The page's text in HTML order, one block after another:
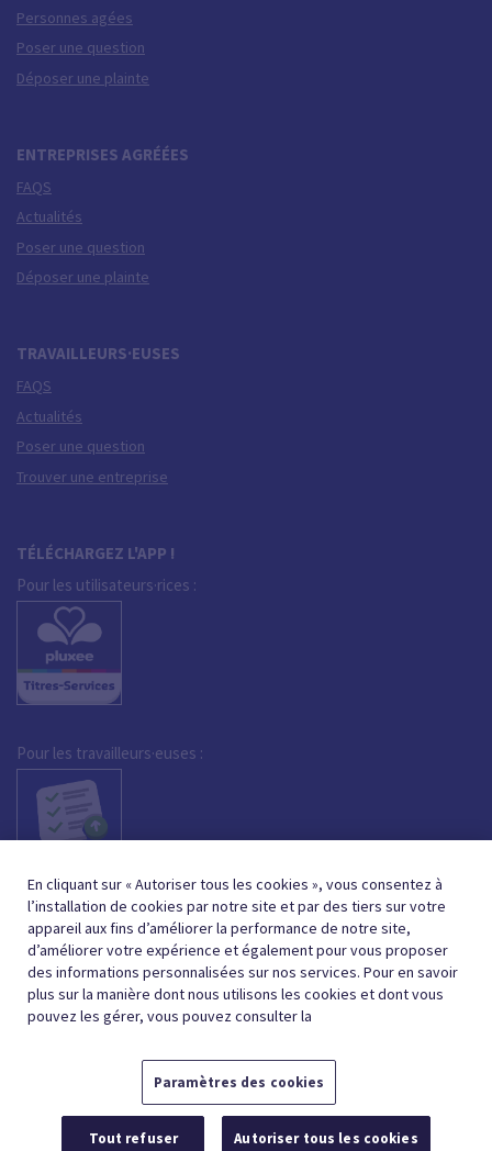
Personnes agées
Poser une question
Déposer une plainte
ENTREPRISES AGRÉÉES
FAQS
Actualités
Poser une question
Déposer une plainte
TRAVAILLEURS·EUSES
FAQS
Actualités
Poser une question
Trouver une entreprise
TÉLÉCHARGEZ L'APP !
Pour les utilisateurs·rices :
Pour les travailleurs·euses :
FRENCH (BELGIUM)
NLNEDERLANDS (BELGIË)
CONDITIONS GÉNÉRALES PROTECTION DE LA VIE PRIVÉE POLITIQUE DE
En cliquant sur « Autoriser tous les cookies », vous consentez à
l’installation de cookies par notre site et par des tiers sur votre
appareil aux fins d’améliorer la performance de notre site,
d’améliorer votre expérience et également pour vous proposer
des informations personnalisées sur nos services. Pour en savoir
plus sur la manière dont nous utilisons les cookies et dont vous
pouvez les gérer, vous pouvez consulter la
Paramètres des cookies
Tout refuser Autoriser tous les cookies